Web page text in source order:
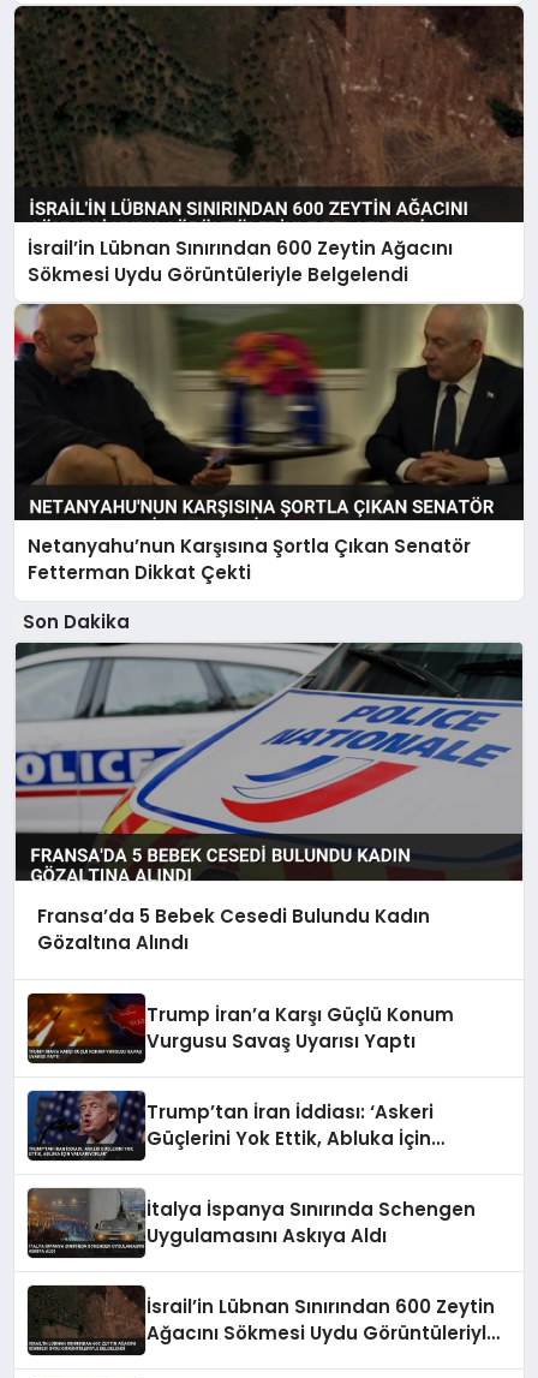
İsrail’in Lübnan Sınırından 600 Zeytin Ağacını
Sökmesi Uydu Görüntüleriyle Belgelendi
Netanyahu’nun Karşısına Şortla Çıkan Senatör
Fetterman Dikkat Çekti
Son Dakika
Fransa’da 5 Bebek Cesedi Bulundu Kadın
Gözaltına Alındı
Trump İran’a Karşı Güçlü Konum
Vurgusu Savaş Uyarısı Yaptı
Trump’tan İran İddiası: ‘Askeri
Güçlerini Yok Ettik, Abluka İçin
İtalya İspanya Sınırında Schengen
Uygulamasını Askıya Aldı
İsrail’in Lübnan Sınırından 600 Zeytin
Ağacını Sökmesi Uydu Görüntüleriyle